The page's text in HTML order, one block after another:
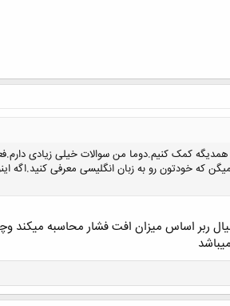
شروع مصاحبه میگن که خودتون رو به زبان انگلیسی
کلیک کنید تا باز شود...
ربر اساس میزان افت فشار محاسبه میکند